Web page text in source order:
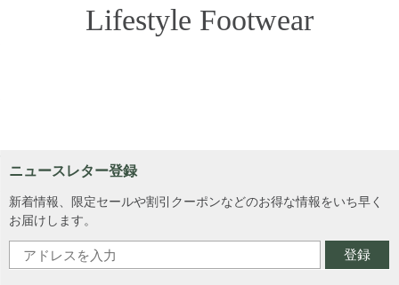
Lifestyle Footwear
ニュースレター登録
新着情報、限定セールや割引クーポンなどのお得な情報をいち早く
お届けします。
登録